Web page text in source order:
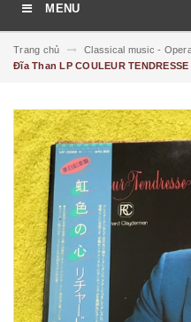
MENU
Trang chủ
Classical music -
Đĩa Than LP COULEUR TENDRESSE